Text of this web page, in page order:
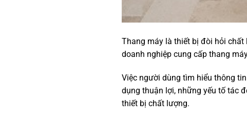
Thang máy là thiết bị đòi hỏi
doanh nghiệp cung cấp thang
Việc người dùng tìm hiểu thông
dụng thuận lợi, những yếu tố tác
thiết bị chất lượng.